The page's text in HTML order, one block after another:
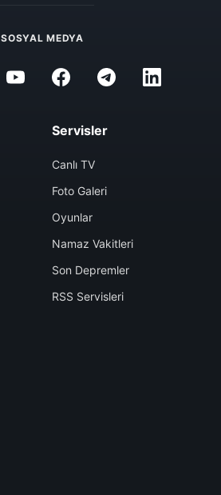
SOSYAL MEDYA
Servisler
Canlı TV
Foto Galeri
Oyunlar
Namaz Vakitleri
Son Depremler
RSS Servisleri